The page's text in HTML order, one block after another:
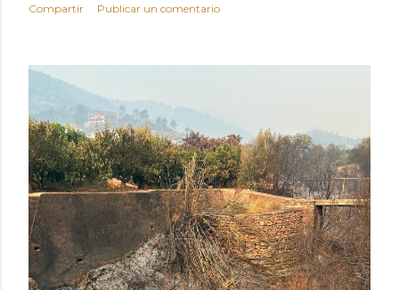
Compartir Publicar un comentario